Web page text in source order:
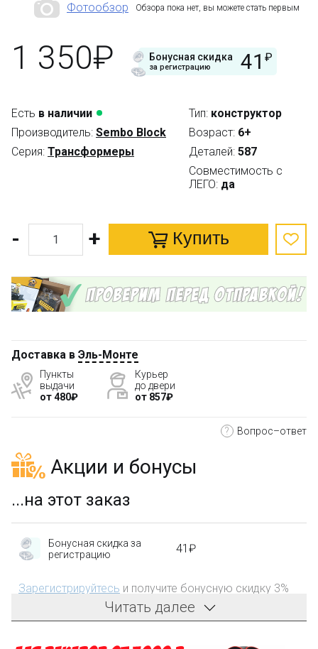
Фотообзор Обзора пока нет, вы можете стать первым
1 350₽ Бонусная скидка
за регистрацию 41 ₽
Есть в наличии
Производитель: Sembo Block
Серия: Трансформеры
Тип: конструктор
Возраст: 6+
Деталей: 587
Совместимость с
ЛЕГО: да
- + Купить
Доставка в Эль-Монте
Пункты
выдачи
от 480₽
Курьер
до двери
от 857₽
? Вопрос–ответ
Акции и бонусы
...на этот заказ
Бонусная скидка за
регистрацию
41₽
Зарегистрируйтесь и получите бонусную скидку 3%
на первый заказ!Читать далее